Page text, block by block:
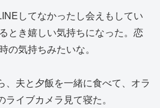
してなかったし会えもしてい
とき嬉しい気持ちになった。恋
の気持ちみたいな。
、夫と夕飯を一緒に食べて、オラ
イブカメラ見て寝た。